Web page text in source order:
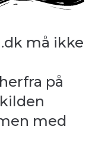
må ikke
på
med